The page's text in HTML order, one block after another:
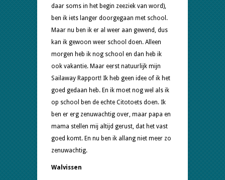
daar soms in het begin zeeziek van word),
ben ik iets langer doorgegaan met school.
Maar nu ben ik er al weer aan gewend, dus
kan ik gewoon weer school doen. Alleen
morgen heb ik nog school en dan heb ik
ook vakantie. Maar eerst natuurlijk mijn
Sailaway Rapport! Ik heb geen idee of ik het
goed gedaan heb. En ik moet nog wel als ik
op school ben de echte Citotoets doen. Ik
ben er erg zenuwachtig over, maar papa en
mama stellen mij altijd gerust, dat het vast
goed komt. En nu ben ik allang niet meer zo
zenuwachtig.
Walvissen